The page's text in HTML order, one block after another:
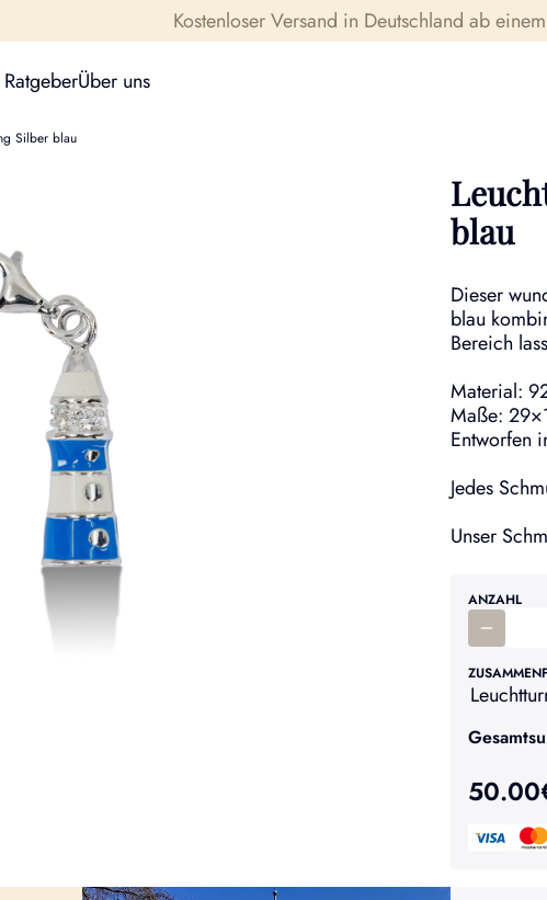
Kostenloser Versand in Deutschland ab
RatgeberÜber uns
Silber blau
blau
Dieser
blau
Bereich
Material:
Maße:
Entworfen
Jedes
Unser
ANZAHL
50.00